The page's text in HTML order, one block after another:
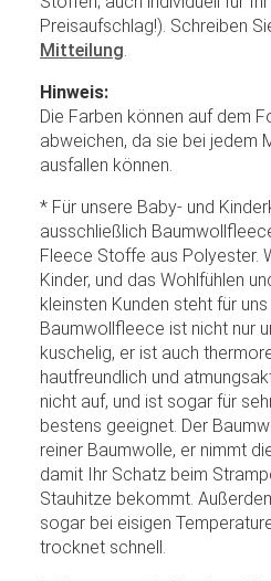
Preisaufschlag!). Schreiben
Mitteilung
Hinweis:
Die Farben können auf dem
abweichen, da sie bei jedem
ausfallen können.
* Für unsere Baby- und
ausschließlich
Fleece Stoffe aus Polyester.
Kinder, und das Wohlfühlen
kleinsten Kunden steht für
Baumwollfleece ist nicht nur
kuschelig, er ist auch
hautfreundlich und
nicht auf, und ist sogar für
bestens geeignet. Der
reiner Baumwolle, er nimmt
damit Ihr Schatz beim
Stauhitze bekommt.
sogar bei eisigen
trocknet schnell.